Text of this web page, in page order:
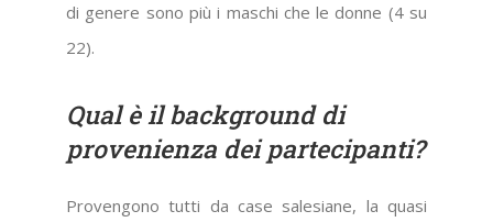
di genere sono più i maschi che le donne (4 su
22).
Qual è il background di
provenienza dei partecipanti?
Provengono tutti da case salesiane, la quasi